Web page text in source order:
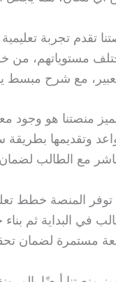
تقدم تجربة
مستوياتهم، من
مع شرح
منصتنا هو وجود
وتقديمها
مع الطالب
توفر المنصة خطط
في البداية ثم
مستمرة لضمان